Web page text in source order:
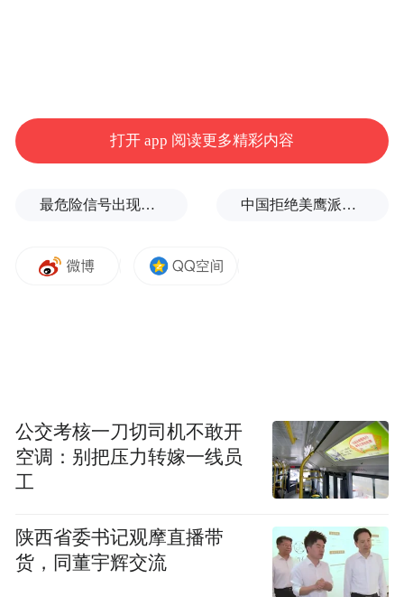
打开 app 阅读更多精彩内容
最危险信号出现！全球能源大动脉岌岌可危 中国拒绝美鹰派副防长访华？弦外之音被热议
公交考核一刀切司机不敢开
空调：别把压力转嫁一线员
工
陕西省委书记观摩直播带
货，同董宇辉交流